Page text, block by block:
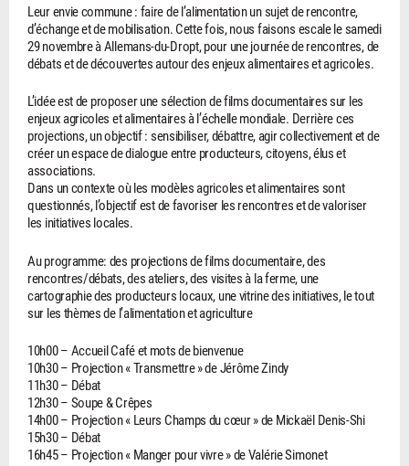
Leur envie commune : faire de l’alimentation un sujet de rencontre,
d’échange et de mobilisation. Cette fois, nous faisons escale le samedi
29 novembre à Allemans-du-Dropt, pour une journée de rencontres, de
débats et de découvertes autour des enjeux alimentaires et agricoles.
L’idée est de proposer une sélection de films documentaires sur les
enjeux agricoles et alimentaires à l’échelle mondiale. Derrière ces
projections, un objectif : sensibiliser, débattre, agir collectivement et de
créer un espace de dialogue entre producteurs, citoyens, élus et
associations.
Dans un contexte où les modèles agricoles et alimentaires sont
questionnés, l’objectif est de favoriser les rencontres et de valoriser
les initiatives locales.
Au programme: des projections de films documentaire, des
rencontres/débats, des ateliers, des visites à la ferme, une
cartographie des producteurs locaux, une vitrine des initiatives, le tout
sur les thèmes de l’alimentation et agriculture
10h00 – Accueil Café et mots de bienvenue
10h30 – Projection « Transmettre » de Jérôme Zindy
11h30 – Débat
12h30 – Soupe & Crêpes
14h00 – Projection « Leurs Champs du cœur » de Mickaël Denis-Shi
15h30 – Débat
16h45 – Projection « Manger pour vivre » de Valérie Simonet